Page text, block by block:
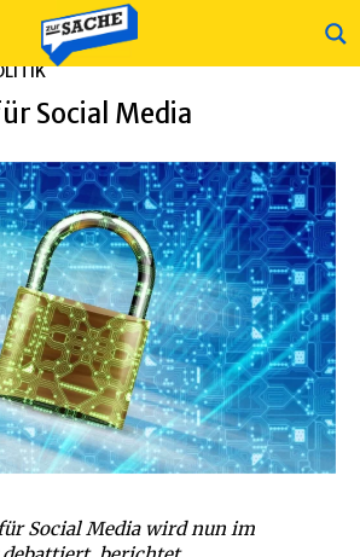
Social Media
Social Media wird nun im